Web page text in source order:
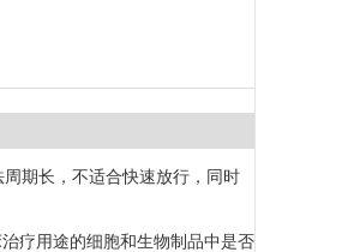
期长，不适合快速放行，同时
疗用途的细胞和生物制品中是否